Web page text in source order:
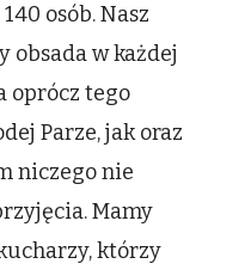
osób. Nasz
obsada w każdej
oprócz tego
Parze, jak oraz
niczego nie
Mamy
którzy